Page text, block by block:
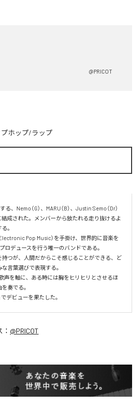
@PRICOT
プホップ/ラップ
る、Nemo（G）、MARU（B）、Justin Semo（Dr）
成された。メンバーから放たれる走り抜けるよ
。
Pop Music）を手掛け、世界的に音楽を
ロデュースを行う唯一のバンドである。
つが、人間だからこそ感じることができる、ど
言葉選びで表現する。
声を軸に、ある時には胸をヒリヒリとさせるほ
奏でる。
デビューを果たした。
@PRICOT